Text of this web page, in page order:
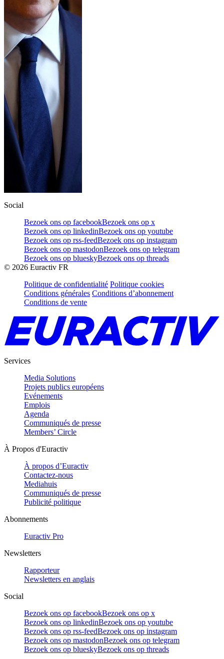
Social
Bezoek ons op facebookBezoek ons op x
Bezoek ons op linkedinBezoek ons op youtube
Bezoek ons op rss-feedBezoek ons op instagram
Bezoek ons op mastodonBezoek ons op telegram
Bezoek ons op blueskyBezoek ons op threads
© 2026 Euractiv FR
Politique de confidentialité Politique cookies
Conditions générales Conditions d’abonnement
Conditions de vente
Services
Media Solutions
Projets publics européens
Evénements
Emplois
Agenda
Communiqués de presse
Members’ Circle
À Propos d'Euractiv
À propos d’Euractiv
Contactez-nous
Mediahuis
Communiqués de presse
Publicité politique
Abonnements
Euractiv Pro
Newsletters
Rapporteur
Newsletters en anglais
Social
Bezoek ons op facebookBezoek ons op x
Bezoek ons op linkedinBezoek ons op youtube
Bezoek ons op rss-feedBezoek ons op instagram
Bezoek ons op mastodonBezoek ons op telegram
Bezoek ons op blueskyBezoek ons op threads